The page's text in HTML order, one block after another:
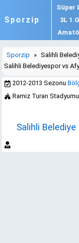
Sporzip
Süper
3L 1.G
Sporzip » Salihli
Salihli Belediyespor vs
2012-2013 Sezonu
Ramiz Turan Stadyumu
Salihli Belediye